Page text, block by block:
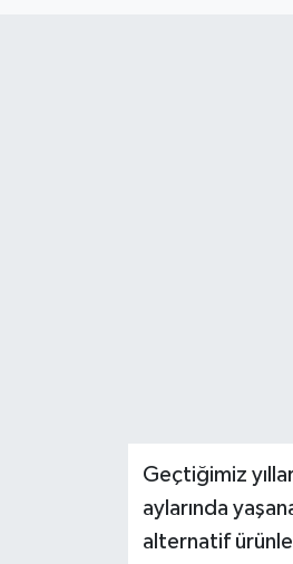
Geçtiğimiz
aylarında
alternatif